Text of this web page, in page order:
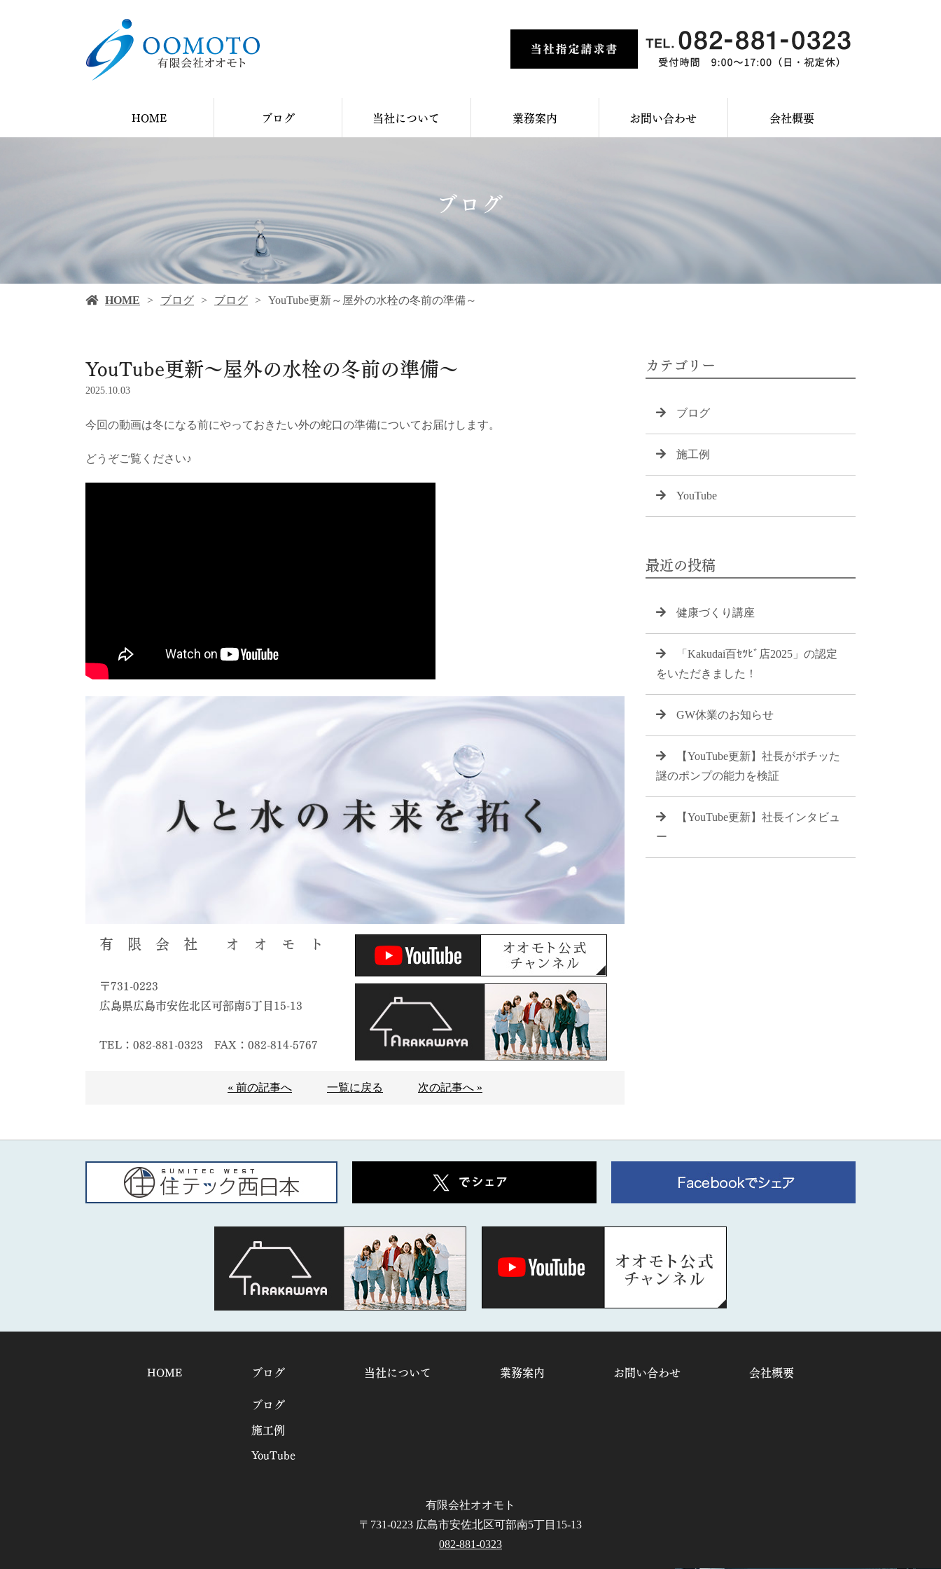
HOME ブログ 当社について 業務案内 お問い合わせ 会社概要
ブログ
HOME ブログ ブログ YouTube更新～屋外の水栓の冬前の準備～
YouTube更新～屋外の水栓の冬前の準備～
2025.10.03
今回の動画は冬になる前にやっておきたい外の蛇口の準備についてお届けします。
どうぞご覧ください♪
有 限 会 社 オ オ モ ト
〒731-0223
広島県広島市安佐北区可部南5丁目15-13
TEL：082-881-0323 FAX：082-814-5767
« 前の記事へ 一覧に戻る 次の記事へ »
カテゴリー
ブログ
施工例
YouTube
最近の投稿
健康づくり講座
「Kakudai百ｾﾂﾋﾞ店2025」の認定
をいただきました！
GW休業のお知らせ
【YouTube更新】社長がポチッた
謎のポンプの能力を検証
【YouTube更新】社長インタビュ
ー
HOME
ブログ
ブログ
施工例
YouTube
当社について 業務案内 お問い合わせ 会社概要
有限会社オオモト
〒731-0223 広島市安佐北区可部南5丁目15-13
082-881-0323